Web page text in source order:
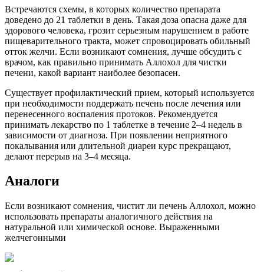
Встречаются схемы, в которых количество препарата
доведено до 21 таблетки в день. Такая доза опасна даже для
здорового человека, грозит серьезным нарушением в работе
пищеварительного тракта, может спровоцировать обильный
отток желчи. Если возникают сомнения, лучше обсудить с
врачом, как правильно принимать Аллохол для чистки
печени, какой вариант наиболее безопасен.
Существует профилактический прием, который используется
при необходимости поддержать печень после лечения или
перенесенного воспаления протоков. Рекомендуется
принимать лекарство по 1 таблетке в течение 2–4 недель в
зависимости от диагноза. При появлении неприятного
покалывания или длительной диареи курс прекращают,
делают перерыв на 3–4 месяца.
Аналоги
Если возникают сомнения, чистит ли печень Аллохол, можно
использовать препараты аналогичного действия на
натуральной или химической основе. Выраженными
желчегонными